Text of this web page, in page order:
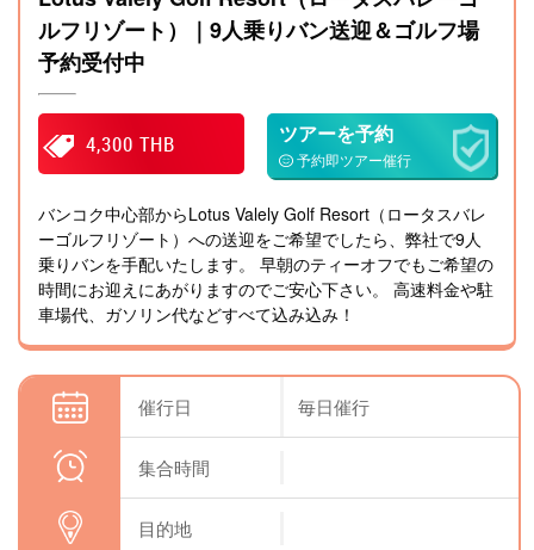
ルフリゾート）｜9人乗りバン送迎＆ゴルフ場
予約受付中
4,300 THB ツアーを予約
予約即ツアー催行
バンコク中心部からLotus Valely Golf Resort（ロータスバレ
ーゴルフリゾート）への送迎をご希望でしたら、弊社で9人
乗りバンを手配いたします。 早朝のティーオフでもご希望の
時間にお迎えにあがりますのでご安心下さい。 高速料金や駐
車場代、ガソリン代などすべて込み込み！
催行日 毎日催行
集合時間
目的地